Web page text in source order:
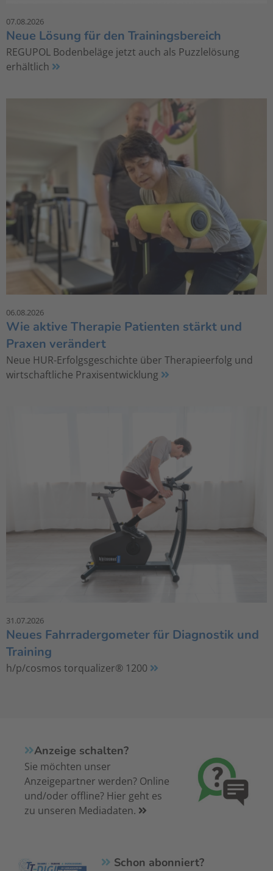
07.08.2026
Neue Lösung für den Trainingsbereich
REGUPOL Bodenbeläge jetzt auch als Puzzlelösung
erhältlich
06.08.2026
Wie aktive Therapie Patienten stärkt und
Praxen verändert
Neue HUR-Erfolgsgeschichte über Therapieerfolg und
wirtschaftliche Praxisentwicklung
31.07.2026
Neues Fahrradergometer für Diagnostik und
Training
h/p/cosmos torqualizer® 1200
Anzeige schalten?
Sie möchten unser
Anzeigepartner werden? Online
und/oder offline? Hier geht es
zu unseren Mediadaten.
Schon abonniert?